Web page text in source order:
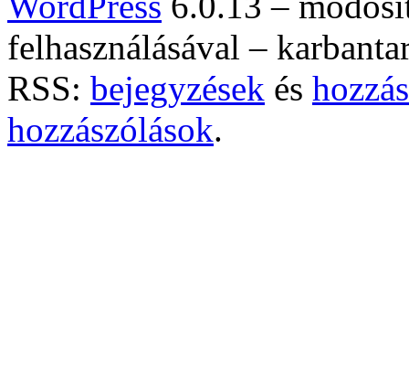
felhasználásával –
RSS: bejegyzések és
hozzászólások.